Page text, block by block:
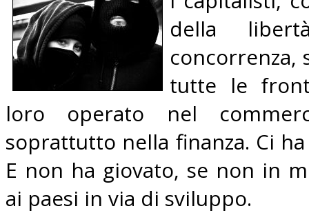
della
concorrenza,
tutte le
loro operato nel
soprattutto nella finanza. Ci
E non ha giovato, se non in
ai paesi in via di sviluppo.